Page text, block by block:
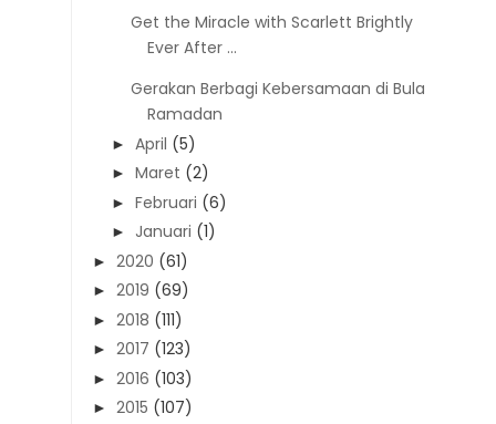
Get the Miracle with Scarlett Brightly
Ever After ...
Gerakan Berbagi Kebersamaan di Bulan
Ramadan
► April (5)
► Maret (2)
► Februari (6)
► Januari (1)
► 2020 (61)
► 2019 (69)
► 2018 (111)
► 2017 (123)
► 2016 (103)
► 2015 (107)